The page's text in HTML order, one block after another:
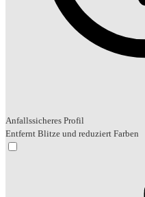
Anfallssicheres Profil
Entfernt Blitze und reduziert Farben